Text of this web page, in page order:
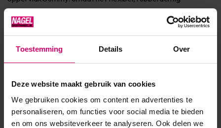
Toestemming Details Over
Deze website maakt gebruik van cookies
We gebruiken cookies om content en advertenties te
personaliseren, om functies voor social media te bieden
en om ons websiteverkeer te analyseren. Ook delen we
isBase&Builder – je kunt het als basis gebruiken of de nagels
bijvullen, een C-curve maken, maar gebruik het niet om een